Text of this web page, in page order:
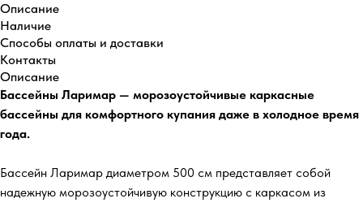
Описание
Наличие
Способы оплаты и доставки
Контакты
Описание
Бассейны Ларимар — морозоустойчивые каркасные
бассейны для комфортного купания даже в холодное время
года.
Бассейн Ларимар диаметром 500 см представляет собой
надежную морозоустойчивую конструкцию с каркасом из